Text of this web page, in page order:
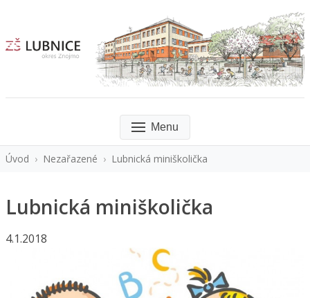
Menu
Úvod › Nezařazené › Lubnická miniškolička
Lubnická miniškolička
4.1.2018